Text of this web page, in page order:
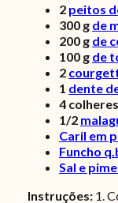
2 peitos
300 g de
200 g de
100 g de
2
1 dente
4
1/2
Caril em
Funcho
Sal e
Instruções: 1.